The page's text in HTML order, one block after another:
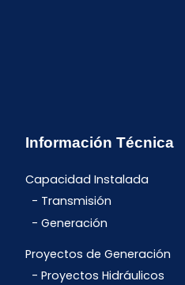
Información Técnica
Capacidad Instalada
Transmisión
Generación
Proyectos de Generación
Proyectos Hidráulicos